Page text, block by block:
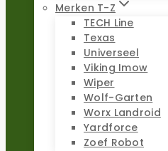
Merken T-Z
TECH Line
Texas
Universeel
Viking Imow
Wiper
Wolf-Garten
Worx Landroid
Yardforce
Zoef Robot